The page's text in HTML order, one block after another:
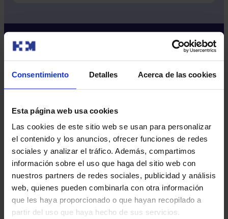
Consentimiento Detalles Acerca de las cookies
Esta página web usa cookies
Las cookies de este sitio web se usan para personalizar
el contenido y los anuncios, ofrecer funciones de redes
sociales y analizar el tráfico. Además, compartimos
información sobre el uso que haga del sitio web con
nuestros partners de redes sociales, publicidad y análisis
web, quienes pueden combinarla con otra información
que les haya proporcionado o que hayan recopilado a
partir del uso que haya hecho de sus servicios.
Más HM Hospitales
Fundación HM​